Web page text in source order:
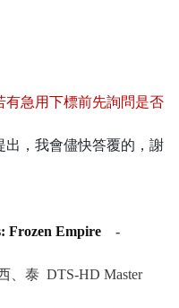
有急用下標前先詢問是否
出，我會儘快答覆的，謝
Frozen Empire -
、泰 DTS-HD Master